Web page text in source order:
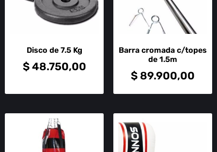
Disco de 7.5 Kg
$48.750,00
Barra cromada c/topes
de 1.5m
$ 89.900,00